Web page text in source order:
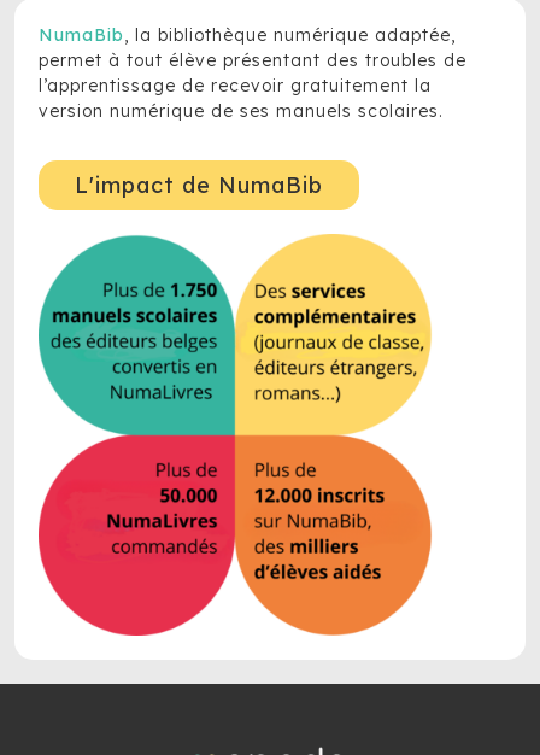
NumaBib, la bibliothèque numérique adaptée,
permet à tout élève présentant des troubles de
l’apprentissage de recevoir gratuitement la
version numérique de ses manuels scolaires.
L'impact de NumaBib